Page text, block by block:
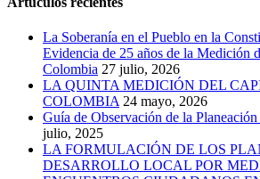
La Soberanía en el Pueblo en la
Evidencia de 25 años de la Medición
Colombia 27 julio, 2026
LA QUINTA MEDICIÓN DEL
COLOMBIA 24 mayo, 2026
Guía de Observación de la
julio, 2025
LA FORMULACIÓN DE LOS
DESARROLLO LOCAL POR